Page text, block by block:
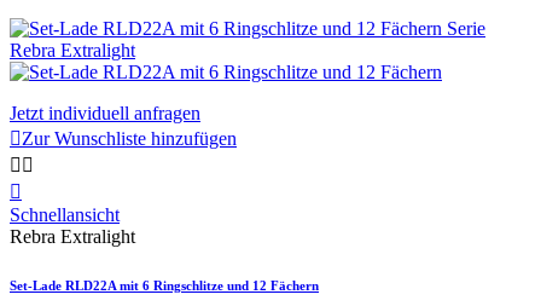
Jetzt individuell anfragen
Zur Wunschliste hinzufügen
 

Schnellansicht
Rebra Extralight
Set-Lade RLD22A mit 6 Ringschlitze und 12 Fächern